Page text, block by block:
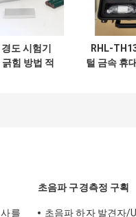
도 시험기
힘 방법 적
RHL-
털 금속 휴
를
초음파 구경측정 구획
초음파 하자 발견자/